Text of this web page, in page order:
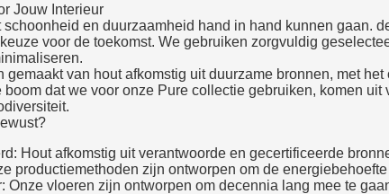
Jouw Interieur
en duurzaamheid hand in hand kunnen gaan.
voor de toekomst. We gebruiken zorgvuldig
gemaakt van hout afkomstig uit duurzame bronnen, met
boom dat we voor onze Pure collectie gebruiken, komen
Hout afkomstig uit verantwoorde en gecertificeerde
productiemethoden zijn ontworpen om de
Onze vloeren zijn ontworpen om decennia lang mee te